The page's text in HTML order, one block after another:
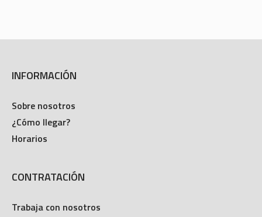
INFORMACIÓN
Sobre nosotros
¿Cómo llegar?
Horarios
CONTRATACIÓN
Trabaja con nosotros